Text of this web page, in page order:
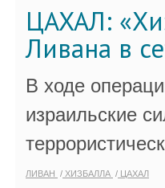
ЦАХАЛ:
Ливана в
В ходе
израильские
ЛИВАН ХИЗБАЛЛА ЦАХАЛ